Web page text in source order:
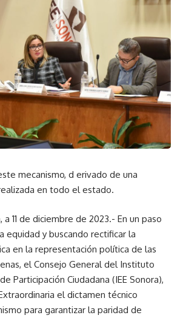
mecanismo, d erivado de una
en todo el estado.
a 11 de diciembre de 2023.- En un paso
equidad y buscando rectificar la
en la representación política de las
el Consejo General del Instituto
Participación Ciudadana (IEE Sonora),
el dictamen técnico
para garantizar la paridad de